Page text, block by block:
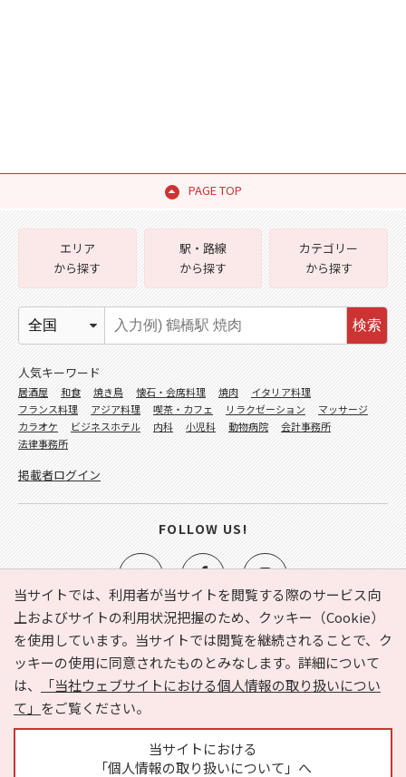
PAGE TOP
当サイトでは、利用者が当サイトを閲覧する際のサービス向
上およびサイトの利用状況把握のため、クッキー（Cookie）
を使用しています。当サイトでは閲覧を継続されることで、ク
ッキーの使用に同意されたものとみなします。詳細について
は、
「当社ウェブサイトにおける個人情報の取り扱いについ
て」 をご覧ください。
当サイトにおける
「個人情報の取り扱いについて」へ
e-NAVITA（イーナビタ）とは？ お気に入り
ヘルプ
利用規約
個人情報の取り扱いについて
運営会社
サイトマップ
広告掲載に関するお問い合わせ
エリア
から探す
駅・路線
から探す
カテゴリー
から探す
検索
人気キーワード
居酒屋 和食 焼き鳥 懐石・会席料理 焼肉
イタリア料理
フランス料理
アジア料理 喫茶・カフェ リラクゼーション
マッサージ
カラオケ
ビジネスホテル 内科 小児科 動物病院
会計事務所
法律事務所
掲載者ログイン
FOLLOW US!